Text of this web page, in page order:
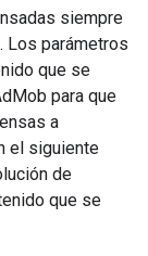
siempre
Los parámetros
que se
para que
a
el siguiente
de
que se